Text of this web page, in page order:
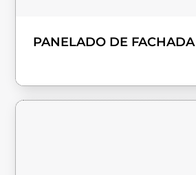
PANELADO DE FACHADA